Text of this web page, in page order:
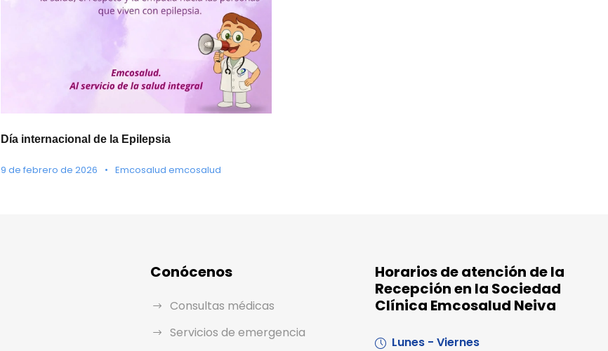
Día internacional de la Epilepsia
9 de febrero de 2026 • Emcosalud emcosalud
Conócenos
Consultas médicas
Servicios de emergencia
Horarios de atención de la
Recepción en la Sociedad
Clínica Emcosalud Neiva
Lunes - Viernes